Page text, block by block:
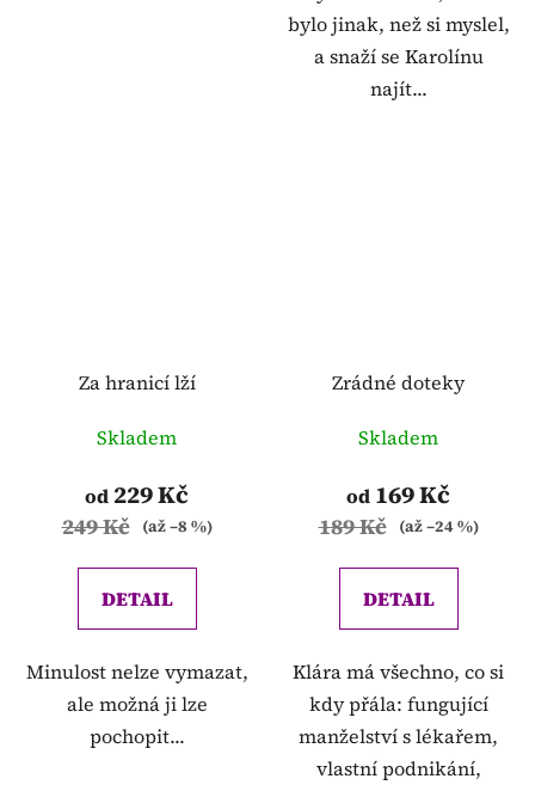
bylo jinak, než si myslel,
a snaží se Karolínu
najít...
Za hranicí lží
Skladem
od 229 Kč
249 Kč (až –8 %)
DETAIL
Minulost nelze vymazat,
ale možná ji lze
pochopit...
Zrádné doteky
Skladem
od 169 Kč
189 Kč (až –24 %)
DETAIL
Klára má všechno, co si
kdy přála: fungující
manželství s lékařem,
vlastní podnikání,